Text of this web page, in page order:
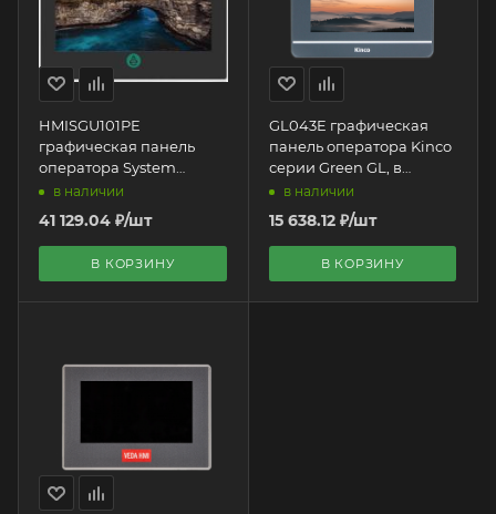
HMISGU101PE
графическая панель
оператора System
Electric | 10,1" HMI
в наличии
41 129.04 ₽/шт
В КОРЗИНУ
GL043E графическая
панель оператора Kinco
серии Green GL, в
пластиковом корпусе, 4"
(480x272px), 24 VDC,
1хRS232/485, 1хRJ45
Ethernet
в наличии
15 638.12₽/шт
В КОРЗИНУ